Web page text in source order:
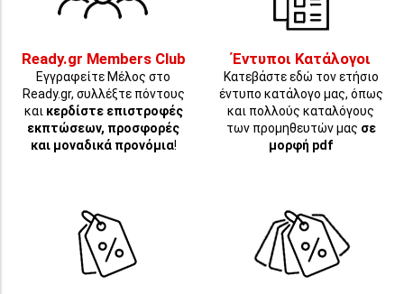
Ready.gr Members Club
Εγγραφείτε Μέλος στο
Ready.gr, συλλέξτε πόντους
και κερδίστε επιστροφές
εκπτώσεων, προσφορές
και μοναδικά προνόμια!
Έντυποι Κατάλογοι
Κατεβάστε εδώ τον ετήσιο
έντυπο κατάλογο μας, όπως
και πολλούς καταλόγους
των προμηθευτών μας σε
μορφή pdf